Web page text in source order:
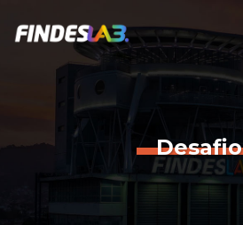
Desafio